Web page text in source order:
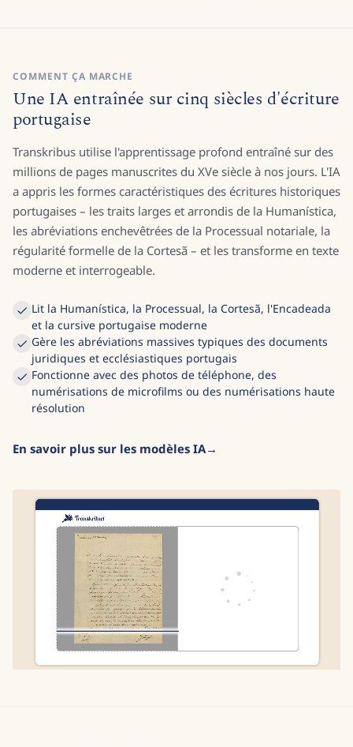
COMMENT ÇA MARCHE
Une IA entraînée sur cinq siècles d'écriture
portugaise
Transkribus utilise l'apprentissage profond entraîné sur des
millions de pages manuscrites du XVe siècle à nos jours. L'IA
a appris les formes caractéristiques des écritures historiques
portugaises – les traits larges et arrondis de la Humanística,
les abréviations enchevêtrées de la Processual notariale, la
régularité formelle de la Cortesã – et les transforme en texte
moderne et interrogeable.
Lit la Humanística, la Processual, la Cortesã, l'Encadeada
et la cursive portugaise moderne
Gère les abréviations massives typiques des documents
juridiques et ecclésiastiques portugais
Fonctionne avec des photos de téléphone, des
numérisations de microfilms ou des numérisations haute
résolution
En savoir plus sur les modèles IA